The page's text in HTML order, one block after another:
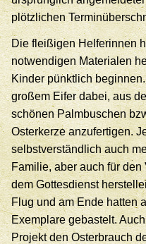
plötzlichen
Die fleißigen Helferinnen
notwendigen Materialen
Kinder pünktlich
großem Eifer dabei, aus
schönen Palmbuschen
Osterkerze anzufertigen.
selbstverständlich auch
Familie, aber auch für
dem Gottesdienst
Flug und am Ende hatten
Exemplare gebastelt.
Projekt den Osterbrauch